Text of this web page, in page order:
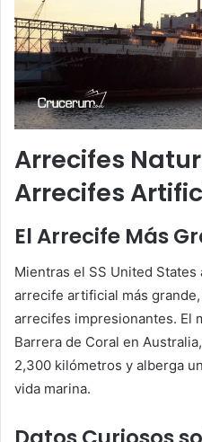
Arrecifes
Arrecifes
El Arrecife Más
Mientras el SS United
arrecife artificial más
arrecifes impresionantes. El
Barrera de Coral en
2,300 kilómetros y alberga
vida marina.